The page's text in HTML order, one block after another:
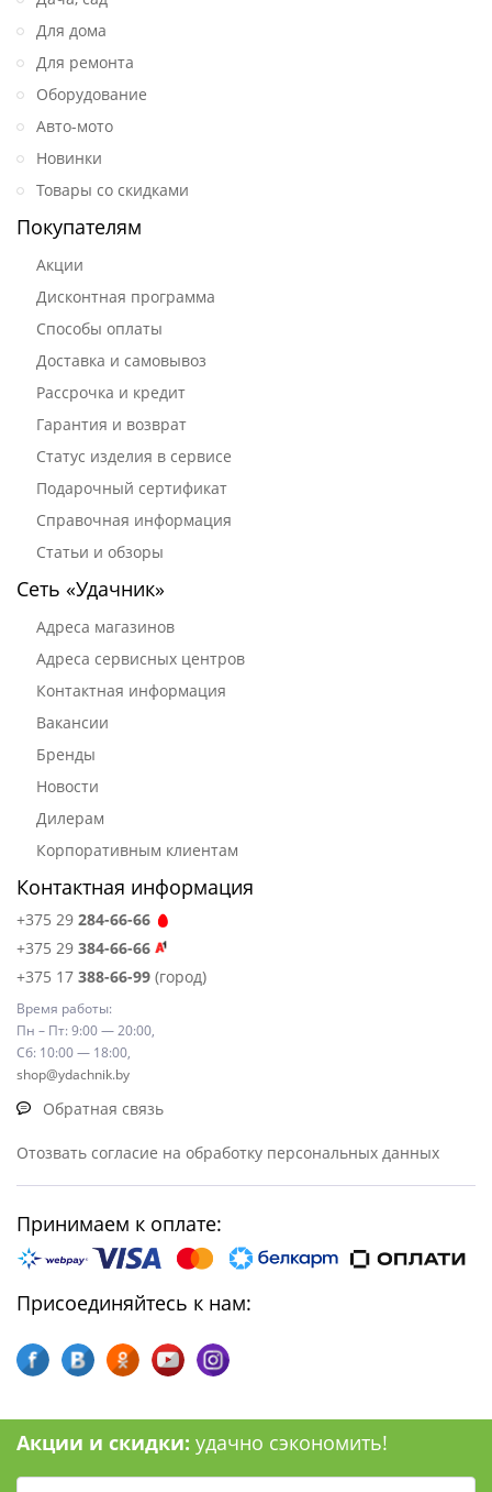
Для дома
Для ремонта
Оборудование
Авто-мото
Новинки
Товары со скидками
Покупателям
Акции
Дисконтная программа
Способы оплаты
Доставка и самовывоз
Рассрочка и кредит
Гарантия и возврат
Статус изделия в сервисе
Подарочный сертификат
Справочная информация
Статьи и обзоры
Сеть «Удачник»
Адреса магазинов
Адреса сервисных центров
Контактная информация
Вакансии
Бренды
Новости
Дилерам
Корпоративным клиентам
Контактная информация
+375 29 284-66-66
+375 29 384-66-66
+375 17 388-66-99 (город)
Время работы:
Пн – Пт: 9:00 — 20:00,
Сб: 10:00 — 18:00,
shop@ydachnik.by
Обратная связь
Отозвать согласие на обработку персональных данных
Принимаем к оплате:
Присоединяйтесь к нам:
Акции и скидки: удачно сэкономить!